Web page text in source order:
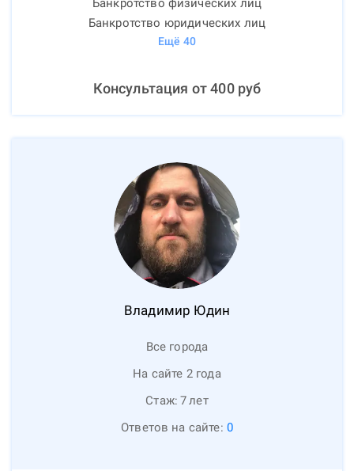
Банкротство физических лиц
Банкротство юридических лиц
Ещё 40
Консультация от400руб
Владимир Юдин
Все города
На сайте 2 года
Стаж: 7лет
Ответов на сайте: 0